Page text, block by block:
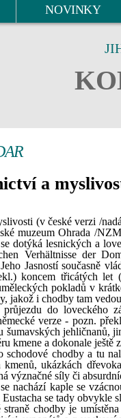
NOVINKY
a
(v české verzi /
muzeum Ohrada /
dotýká lesnických a
Verhältnisse der
Jasností současně
koncem třicátých let
pokladů v
jakož i chodby tam
průjezdu do loveckého
verze - pozn.
šumavských jehličnanů,
kmene a dokonale
schodové chodby a tu
kmenů, ukázkách
význačné síly či
nachází kaple se
se tady obvykle
chodby je